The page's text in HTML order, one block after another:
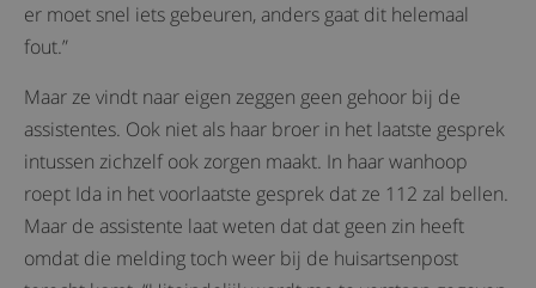
er moet snel iets gebeuren, anders gaat dit helemaal
fout.”
Maar ze vindt naar eigen zeggen geen gehoor bij de
assistentes. Ook niet als haar broer in het laatste gesprek
intussen zichzelf ook zorgen maakt. In haar wanhoop
roept Ida in het voorlaatste gesprek dat ze 112 zal bellen.
Maar de assistente laat weten dat dat geen zin heeft
omdat die melding toch weer bij de huisartsenpost